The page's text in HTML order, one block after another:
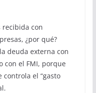
recibida con
¿por qué?
deuda externa con
con el FMI, porque
el “gasto